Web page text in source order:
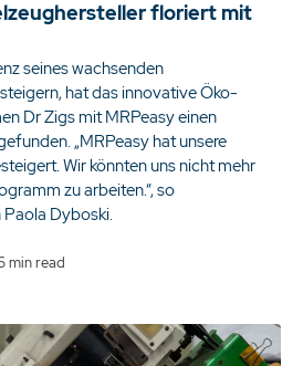
floriert mit
seines wachsenden
hat das innovative Öko-
Dr Zigs mit MRPeasy einen
„MRPeasy hat unsere
Wir könnten uns nicht mehr
zu arbeiten.“, so
Dyboski.
min read